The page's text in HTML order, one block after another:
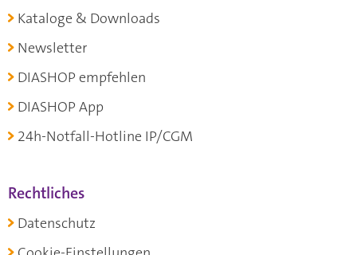
Kataloge & Downloads
Newsletter
DIASHOP empfehlen
DIASHOP App
24h-Notfall-Hotline IP/CGM
Rechtliches
Datenschutz